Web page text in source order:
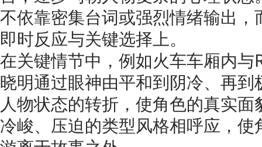
不依靠密集台词或强烈情绪输出
即时反应与关键选择上。
在关键情节中，例如火车车厢内
晓明通过眼神由平和到阴冷、再
人物状态的转折，使角色的真实
冷峻、压迫的类型风格相呼应，